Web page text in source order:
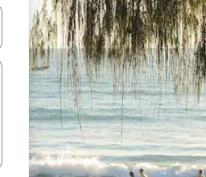
nach oben und unten oder